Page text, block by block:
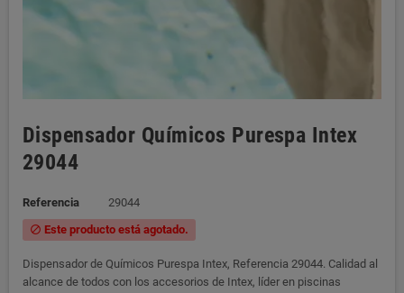
Dispensador Químicos Purespa Intex
29044
Referencia 29044
block Este producto está agotado.
Dispensador de Químicos Purespa Intex, Referencia 29044. Calidad al
alcance de todos con los accesorios de Intex, líder en piscinas